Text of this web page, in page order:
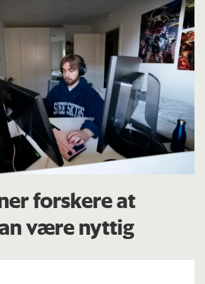
forskere at
være nyttig